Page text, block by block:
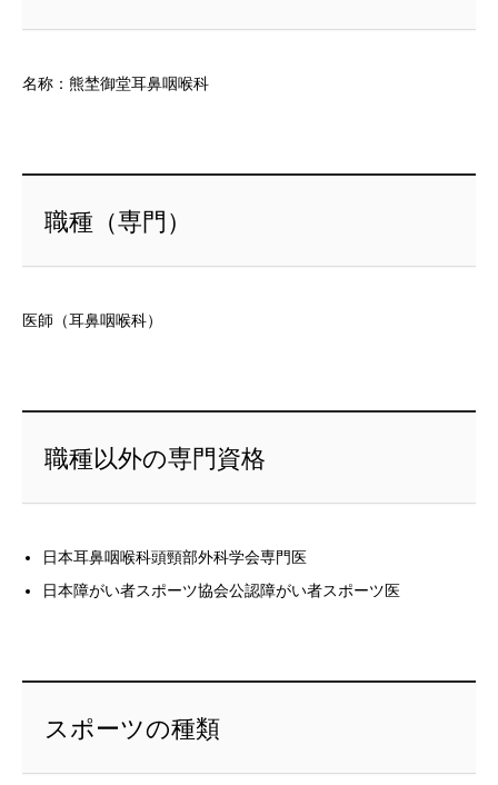
名称：熊埜御堂耳鼻咽喉科
職種（専門）
医師（耳鼻咽喉科）
職種以外の専門資格
日本耳鼻咽喉科頭頸部外科学会専門医
日本障がい者スポーツ協会公認障がい者スポーツ医
スポーツの種類